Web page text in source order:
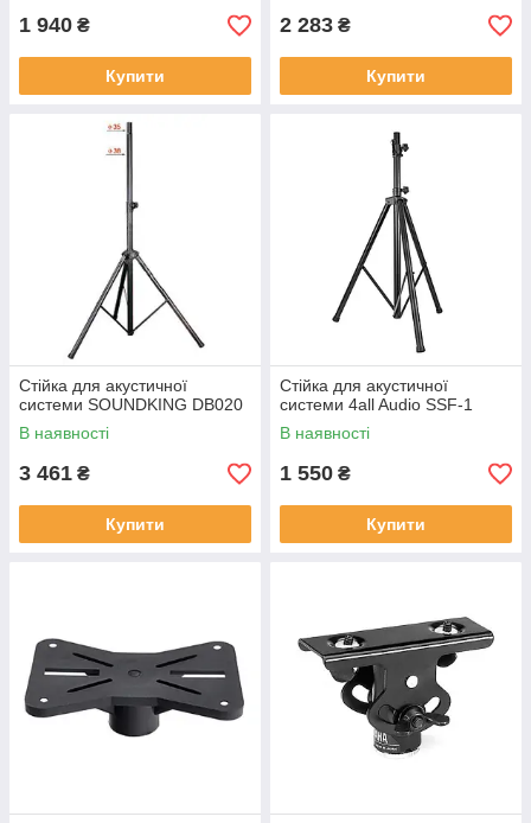
1 940 ₴
Купити
2 283 ₴
Купити
Стійка для акустичної
системи SOUNDKING DB020
В наявності
3 461 ₴
Купити
Стійка для акустичної
системи 4all Audio SSF-1
В наявності
1 550 ₴
Купити